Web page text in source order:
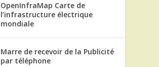
OpenInfraMap Carte de
l’infrastructure électrique
mondiale
Marre de recevoir de la Publicité
par téléphone